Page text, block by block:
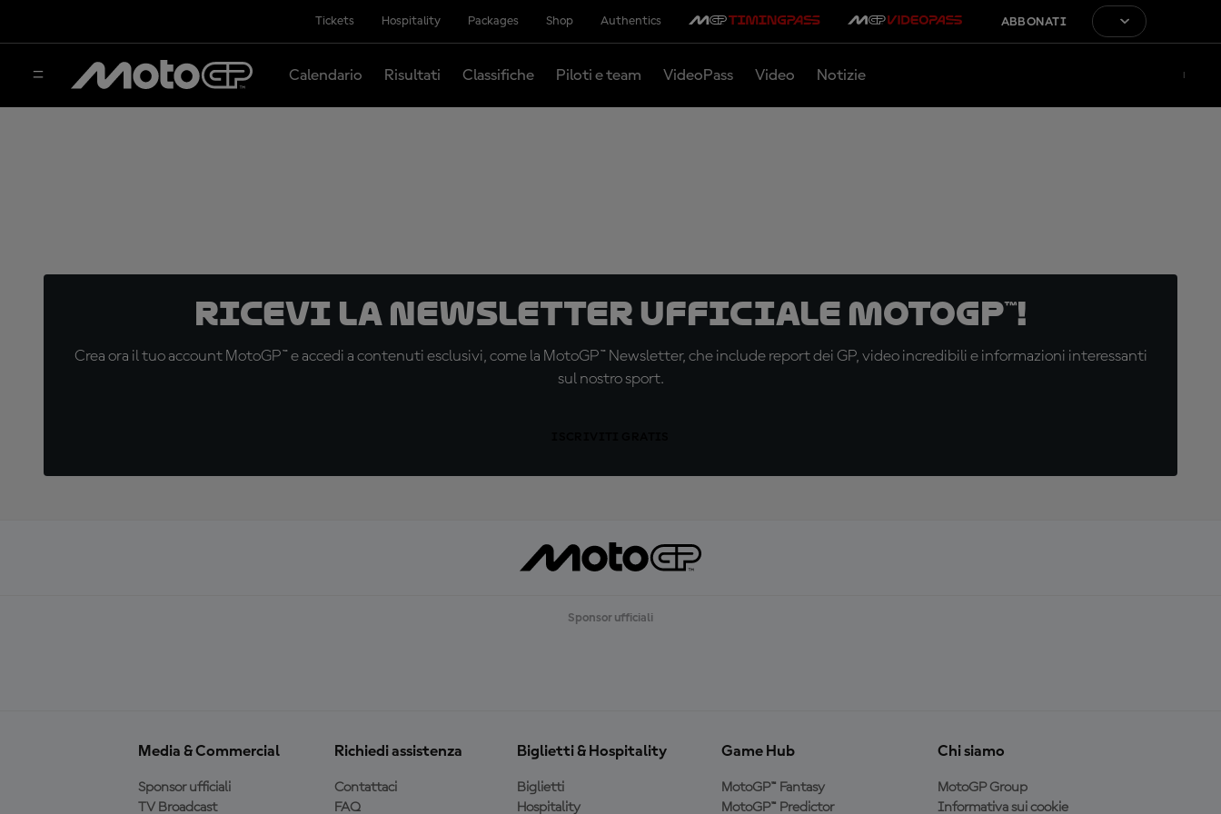
Tickets Hospitality Packages Shop Authentics ABBONATI
Calendario Risultati Classifiche Piloti e team VideoPass Video Notizie
Ricevi la newsletter ufficiale MotoGP™!
Crea ora il tuo account MotoGP™ e accedi a contenuti esclusivi, come la MotoGP™ Newsletter, che include report dei GP, video incredibili e informazioni interessanti
sul nostro sport.
Sponsor ufficiali
Media & Commercial
Sponsor ufficiali
TV Broadcast
Richiedi assistenza
Contattaci
FAQ
Biglietti & Hospitality
Biglietti
Hospitality
Game Hub
MotoGP™ Fantasy
MotoGP™ Predictor
Chi siamo
MotoGP Group
Informativa sui cookie